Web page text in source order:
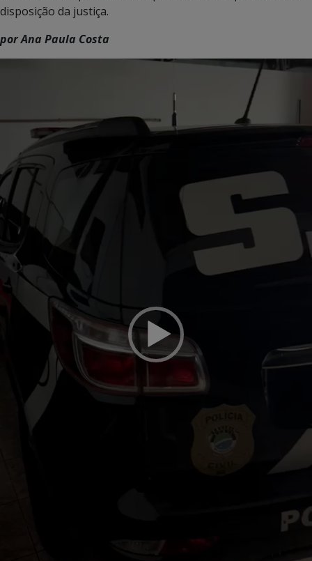
disposição da justiça.
por Ana Paula Costa